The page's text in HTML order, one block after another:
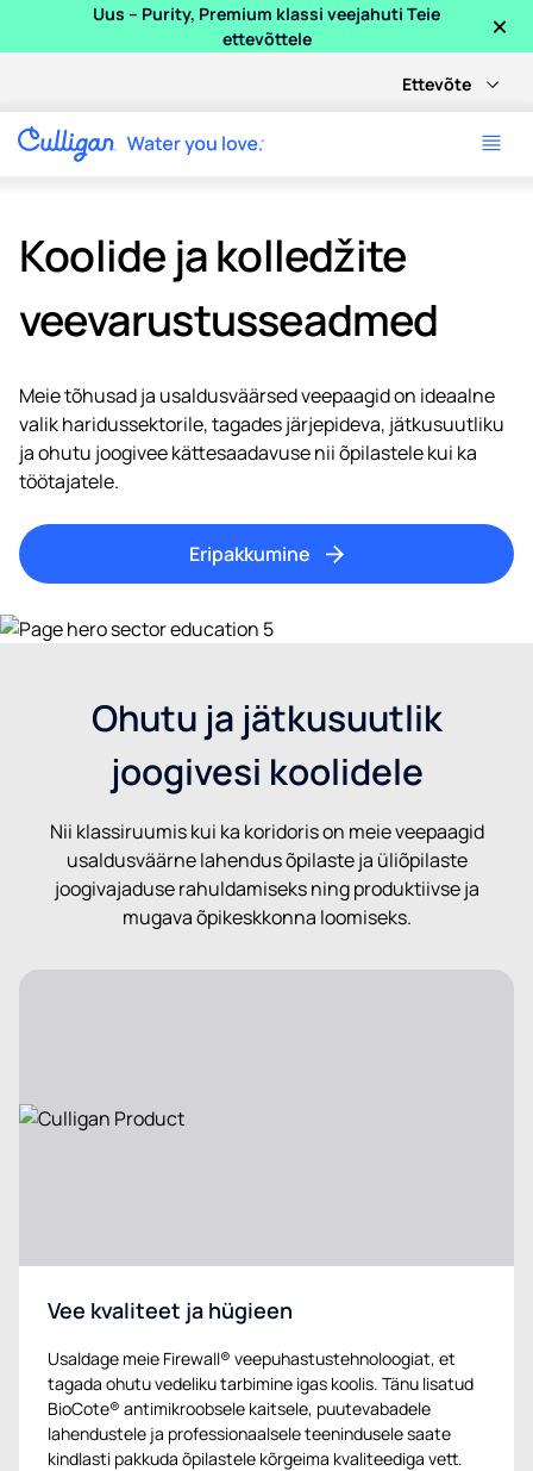
Uus – Purity, Premium klassi veejahuti Teie
ettevõttele
×
Ettevõte
Koolide ja kolledžite
veevarustusseadmed
Meie tõhusad ja usaldusväärsed veepaagid on ideaalne
valik haridussektorile, tagades järjepideva, jätkusuutliku
ja ohutu joogivee kättesaadavuse nii õpilastele kui ka
töötajatele.
Eripakkumine
Ohutu ja jätkusuutlik
joogivesi koolidele
Nii klassiruumis kui ka koridoris on meie veepaagid
usaldusväärne lahendus õpilaste ja üliõpilaste
joogivajaduse rahuldamiseks ning produktiivse ja
mugava õpikeskkonna loomiseks.
Vee kvaliteet ja hügieen
Usaldage meie Firewall® veepuhastustehnoloogiat, et
tagada ohutu vedeliku tarbimine igas koolis. Tänu lisatud
BioCote® antimikroobsele kaitsele, puutevabadele
lahendustele ja professionaalsele teenindusele saate
kindlasti pakkuda õpilastele kõrgeima kvaliteediga vett.